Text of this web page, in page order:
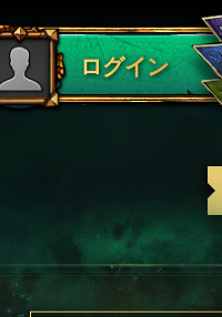
ログイン
ログアウト